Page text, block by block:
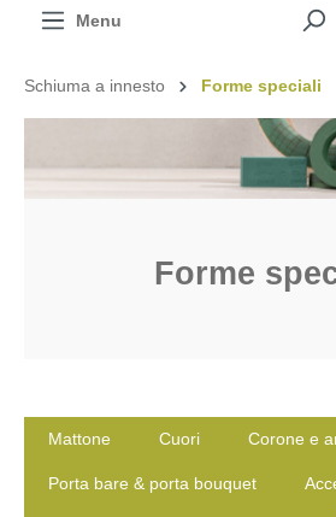
Menu
Schiuma a innesto Forme speciali
Forme
Mattone Cuori Corone e
Porta bare & porta bouquet